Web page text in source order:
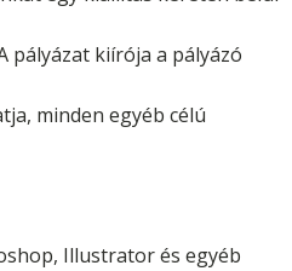
pályázat kiírója a pályázó
minden egyéb célú
Illustrator és egyéb